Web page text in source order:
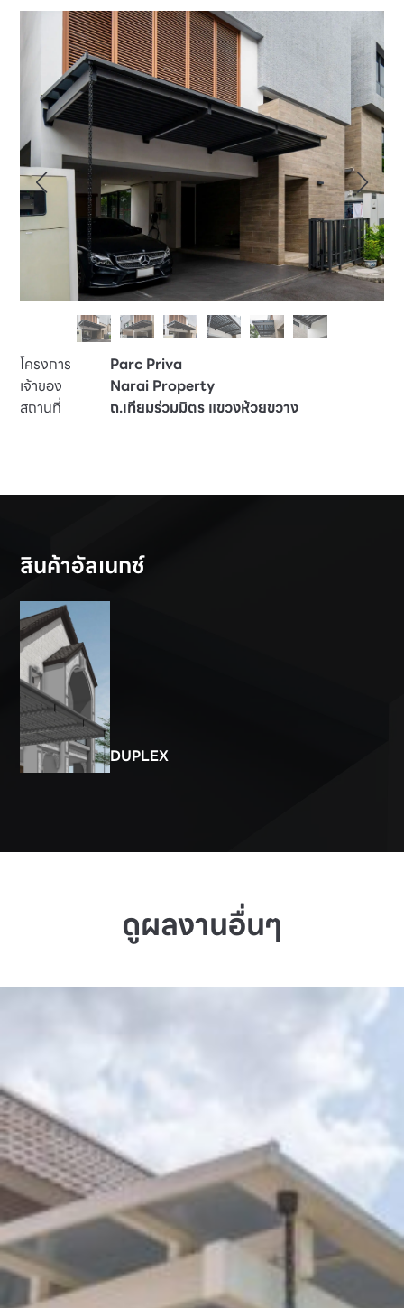
โครงการ
Parc Priva
เจ้าของ
Narai Property
สถานที่
ถ.เทียมร่วมมิตร แขวงห้วยขวาง
สินค้าอัลเนกซ์
DUPLEX
ดูผลงานอื่นๆ